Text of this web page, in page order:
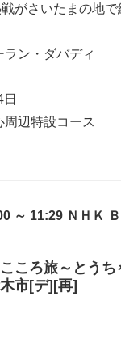
がさいたまの地
ン・ダバディ
辺特設コース
～ 11:29 ＮＨＫ
ころ旅～とう
市[デ][再]